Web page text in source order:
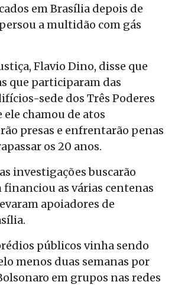
em Brasília depois de
a multidão com gás
Flavio Dino, disse que
que participaram das
sede dos Três Poderes
ele chamou de atos
presas e enfrentarão penas
os 20 anos.
investigações buscarão
financiou as várias centenas
apoiadores de
públicos vinha sendo
menos duas semanas por
em grupos nas redes